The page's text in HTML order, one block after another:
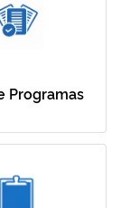
Programas